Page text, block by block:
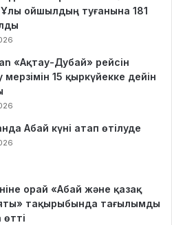
ойшылдың туғанына 181
«Ақтау-Дубай» рейсін
мерзімін 15 қыркүйекке дейін
Абай күні атап өтілуде
орай «Абай және қазақ
тақырыбында тағылымды